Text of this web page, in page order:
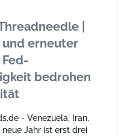
|
erneuter
bedrohen
- Venezuela, Iran,
Jahr ist erst drei